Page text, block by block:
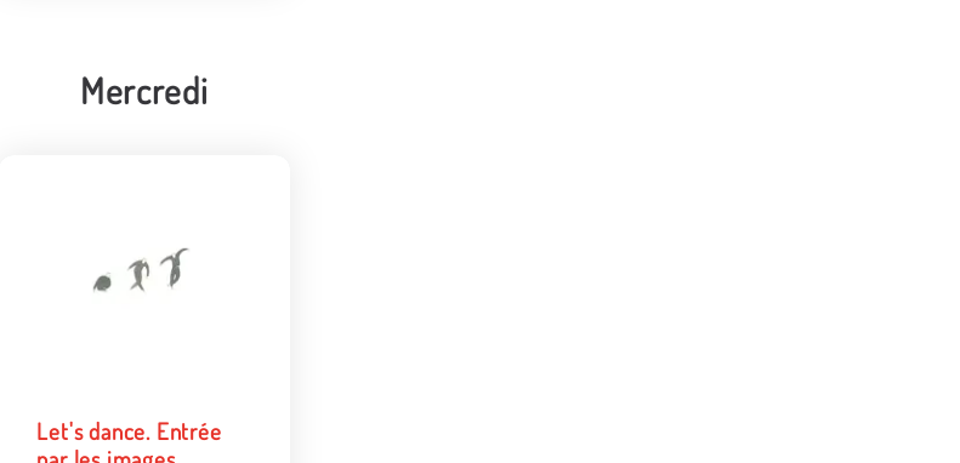
Mercredi
Let's dance. Entrée